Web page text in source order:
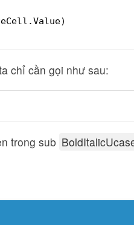
chỉ cần gọi như sau:
trong sub